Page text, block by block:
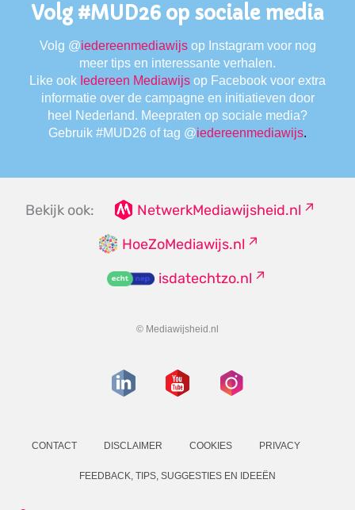
Volg #MUD26 op sociale media
Volg @iedereenmediawijs op Instagram voor nog
meer tips en interessante verhalen.
Like ook Iedereen Mediawijs op Facebook voor extra
informatie over de campagne en initiatieven door
heel Nederland. Meepraten op sociale media?
Gebruik #MUD26 of tag @iedereenmediawijs.
Bekijk ook:
NetwerkMediawijsheid.nl
HoeZoMediawijs.nl
isdatechtzo.nl
© Mediawijsheid.nl
CONTACT DISCLAIMER COOKIES PRIVACY
FEEDBACK, TIPS, SUGGESTIES EN IDEEËN